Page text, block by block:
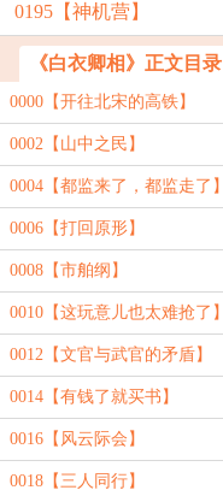
0195【神机营】
《白衣卿相》正文目录
0000【开往北宋的高铁】
0002【山中之民】
0004【都监来了，都监走了】
0006【打回原形】
0008【市舶纲】
0010【这玩意儿也太难抢了】
0012【文官与武官的矛盾】
0014【有钱了就买书】
0016【风云际会】
0018【三人同行】